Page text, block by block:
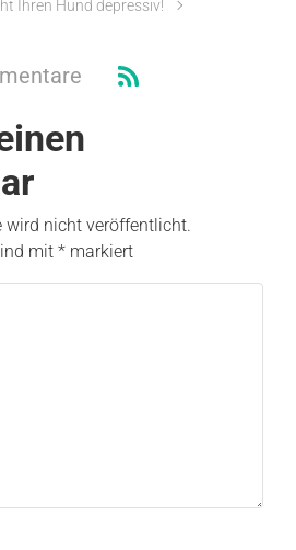
Ihren Hund depressiv!
wird nicht veröffentlicht.
mit * markiert